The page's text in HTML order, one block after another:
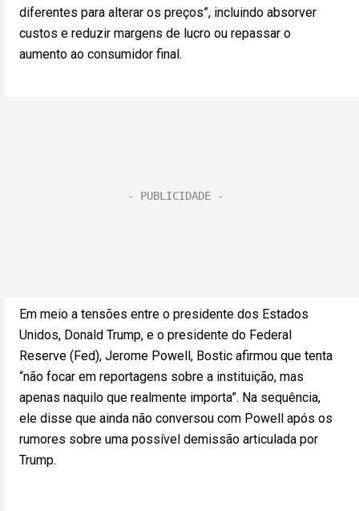
diferentes para alterar os preços”, incluindo absorver
custos e reduzir margens de lucro ou repassar o
aumento ao consumidor final.
Em meio a tensões entre o presidente dos Estados
Unidos, Donald Trump, e o presidente do Federal
Reserve (Fed), Jerome Powell, Bostic afirmou que tenta
“não focar em reportagens sobre a instituição, mas
apenas naquilo que realmente importa”. Na sequência,
ele disse que ainda não conversou com Powell após os
rumores sobre uma possível demissão articulada por
Trump.